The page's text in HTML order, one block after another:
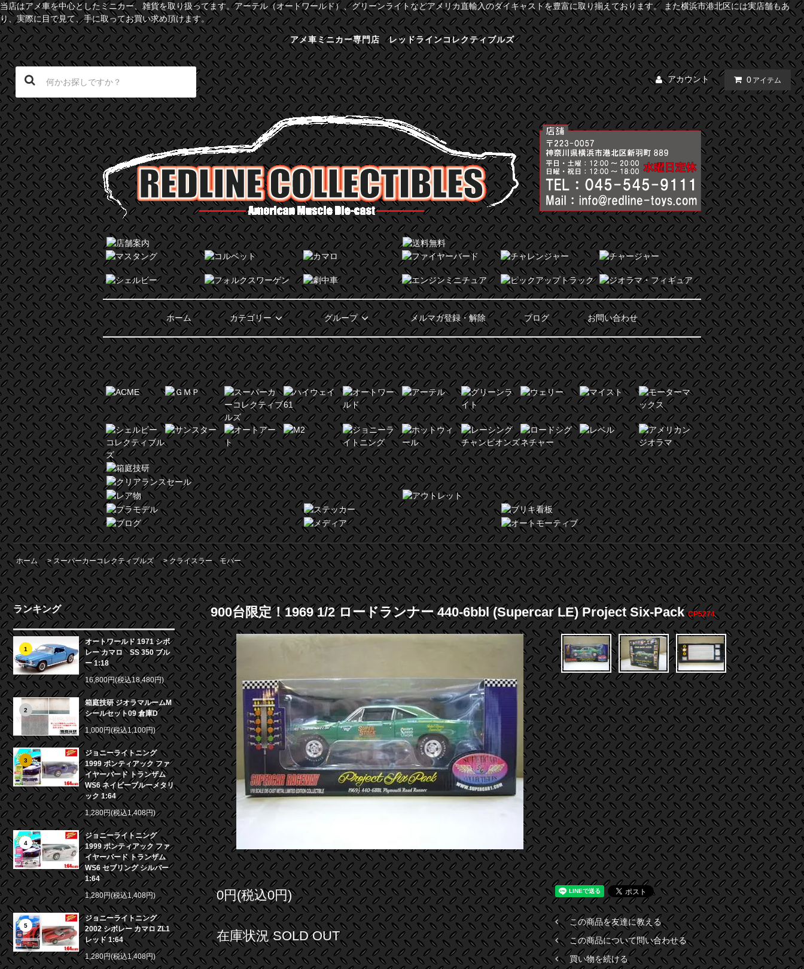
当店はアメ車を中心としたミニカー、雑貨を取り扱ってます。アーテル（オートワールド）、グリーンライトなどアメリカ直輸入のダイキャストを豊富に取り揃えております。 また横浜市港北区には実店舗もあ
り、実際に目で見て、手に取ってお買い求め頂けます。
アメ車ミニカー専門店 レッドラインコレクティブルズ
アカウント 0 アイテム
ホーム カテゴリー グループ メルマガ登録・解除 ブログ お問い合わせ
ホーム >スーパーカーコレクティブルズ >クライスラー モパー
ランキング
1
オートワールド 1971 シボ
レー カマロ SS 350 ブル
ー 1:18
16,800円(税込18,480円)
2
箱庭技研 ジオラマルームM
シールセット09 倉庫D
1,000円(税込1,100円)
3
ジョニーライトニング
1999 ポンティアック ファ
イヤーバード トランザム
WS6 ネイビーブルーメタリ
ック 1:64
1,280円(税込1,408円)
4
ジョニーライトニング
1999 ポンティアック ファ
イヤーバード トランザム
WS6 セブリング シルバー
1:64
1,280円(税込1,408円)
5
ジョニーライトニング
2002 シボレー カマロ ZL1
レッド 1:64
1,280円(税込1,408円)
900台限定！1969 1/2 ロードランナー 440-6bbl (Supercar LE) Project Six-PackCP5274
0円(税込0円)
在庫状況 SOLD OUT
この商品を友達に教える
この商品について問い合わせる
買い物を続ける